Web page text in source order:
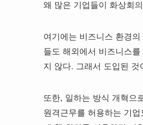
왜 많은 기업들이 화상회
여기에는 비즈니스 환경
들도 해외에서 비즈니스
지 않다. 그래서 도입된
또한, 일하는 방식 개혁으
원격근무를 허용하는 기